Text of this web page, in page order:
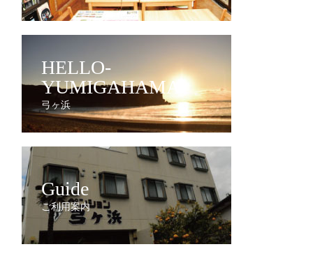
HELLO-
YUMIGAHAMA
弓ヶ浜
Guide
ご利用案内